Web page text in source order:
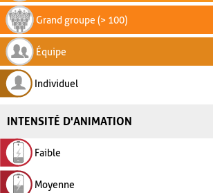
Grand groupe (> 100)
Équipe
Individuel
INTENSITÉ D'ANIMATION
Faible
Moyenne